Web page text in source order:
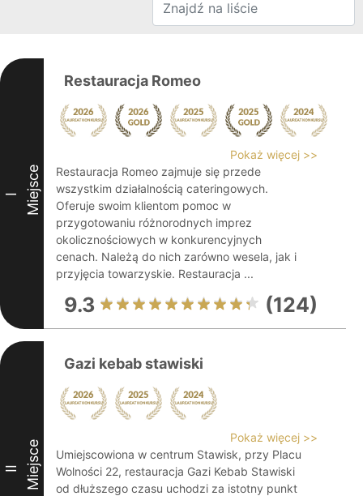
I Miejsce
Restauracja Romeo
Pokaż więcej >>
Restauracja Romeo zajmuje się przede
wszystkim działalnością cateringowych.
Oferuje swoim klientom pomoc w
przygotowaniu różnorodnych imprez
okolicznościowych w konkurencyjnych
cenach. Należą do nich zarówno wesela, jak i
przyjęcia towarzyskie. Restauracja ...
9.3 (124)
II Miejsce
Gazi kebab stawiski
Pokaż więcej >>
Umiejscowiona w centrum Stawisk, przy Placu
Wolności 22, restauracja Gazi Kebab Stawiski
od dłuższego czasu uchodzi za istotny punkt